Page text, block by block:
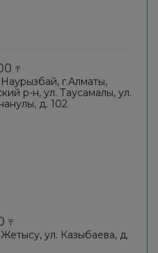
₸
г.Алматы,
р-н, ул. Таусамалы, ул.
д. 102
₸
ул. Казыбаева, д.